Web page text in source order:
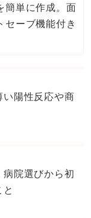
簡単に作成。面
セーブ機能付き
陽性反応や商
院選びから初